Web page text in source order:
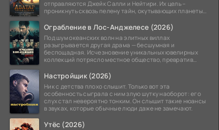
отправляются Джейк Салли и Нейтири. Их цель –
проникнуть сквозь пелену тайн, окутывающих планеты
Ограбление в Лос-Анджелесе (2026)
Под шум океанских волн на элитных виллах
разыгрывается другая драма — бесшумная и
беспощадная. Исчезновение уникальных ювелирных
коллекций потрясло местное общество, превратив
Настройщик (2026)
Ник с детства плохо слышит. Только вот эта
особенность сыграла с ним злую шутку наоборот: его
слух стал невероятно тонким. Он слышит такие нюансы
в звуках, которые обычные люди даже не замечают.
Утёс (2026)